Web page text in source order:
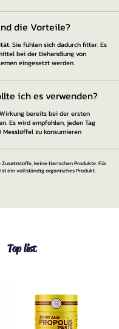
die Vorteile?
Sie fühlen sich dadurch fitter. Es
bei der Behandlung von
eingesetzt werden.
ich es verwenden?
bereits bei der ersten
Es wird empfohlen, jeden Tag
Messlöffel zu konsumieren
keine tierischen Produkte. Für
ein vollständig organisches Produkt.
Top list